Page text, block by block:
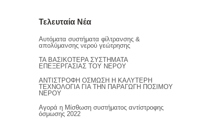
Τελευταία Νέα
Αυτόματα συστήματα φίλτρανσης &
απολύμανσης νερού γεώτρησης
ΤΑ ΒΑΣΙΚΟΤΕΡΑ ΣΥΣΤΗΜΑΤΑ
ΕΠΕΞΕΡΓΑΣΙΑΣ ΤΟΥ ΝΕΡΟΥ
ΑΝΤΙΣΤΡΟΦΗ ΟΣΜΩΣΗ Η ΚΑΛΥΤΕΡΗ
ΤΕΧΝΟΛΟΓΙΑ ΓΙΑ ΤΗΝ ΠΑΡΑΓΩΓΗ ΠΟΣΙΜΟΥ
ΝΕΡΟΥ
Αγορά η Μίσθωση συστήματος αντίστροφης
όσμωσης 2022